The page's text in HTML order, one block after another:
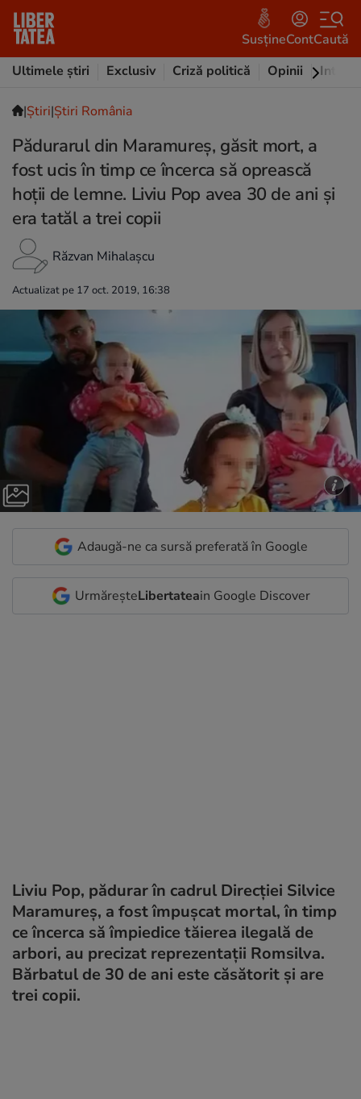
SusțineContCaută
Ultimele știri
Exclusiv Criză politică Opinii
|Ştiri|Știri România
Pădurarul din Maramureș, găsit mort, a
fost ucis în timp ce încerca să oprească
hoții de lemne. Liviu Pop avea 30 de ani și
era tatăl a trei copii
Răzvan Mihalașcu
Actualizat pe 17 oct. 2019, 16:38
Adaugă-ne ca sursă preferată în Google
UrmăreșteLibertateain Google Discover
Liviu Pop, pădurar în cadrul Direcției Silvice
Maramureș, a fost împușcat mortal, în timp
ce încerca să împiedice tăierea ilegală de
arbori, au precizat reprezentații Romsilva.
Bărbatul de 30 de ani este căsătorit și are
trei copii.